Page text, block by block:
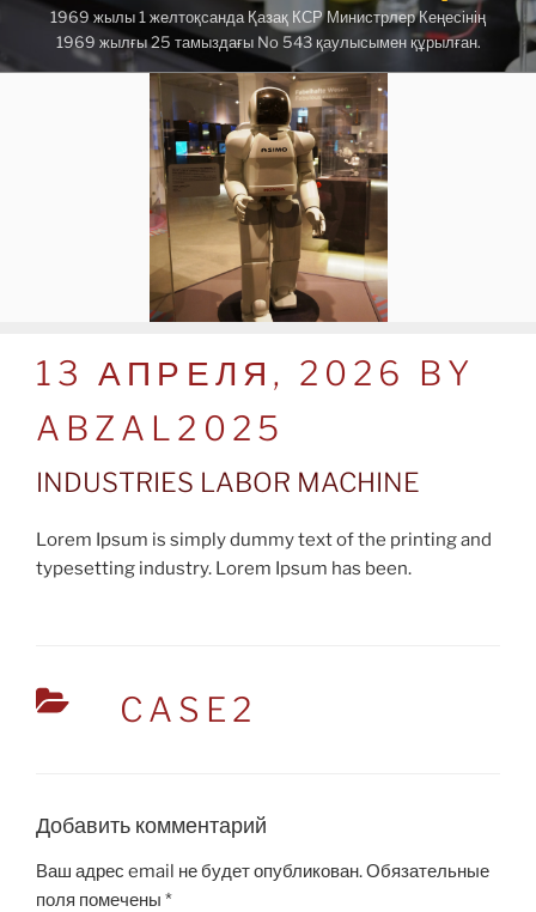
1969 жылы 1 желтоқсанда Қазақ КСР Министрлер Кеңесінің
1969 жылғы 25 тамыздағы No 543 қаулысымен құрылған.
POSTED
ON
13 АПРЕЛЯ, 2026 BY
ABZAL2025
INDUSTRIES LABOR MACHINE
Lorem Ipsum is simply dummy text of the printing and
typesetting industry. Lorem Ipsum has been.
CATEGORIES
CASE2
Добавить комментарий
Ваш адрес email не будет опубликован.Обязательные
поля помечены *